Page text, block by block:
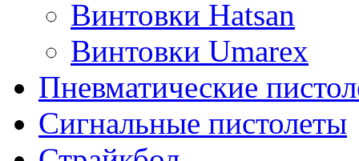
Винтовки Hatsan
Винтовки Umarex
Пневматические
Сигнальные пистолеты